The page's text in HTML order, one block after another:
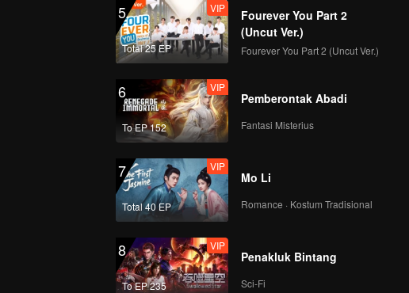
5
Total 25 EP
VIP
Fourever You Part 2
(Uncut Ver.)
Fourever You Part 2 (Uncut Ver.)
6
To EP 152
VIP
Pemberontak Abadi
Fantasi Misterius
7
Total 40 EP
VIP
Mo Li
Romance · Kostum Tradisional
8
To EP 235
VIP
Penakluk Bintang
Sci-Fi